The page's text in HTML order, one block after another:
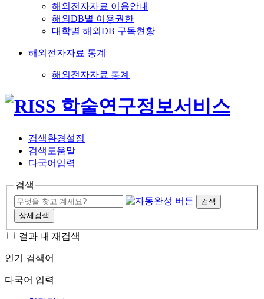
해외전자자료 이용안내
해외DB별 이용권한
대학별 해외DB 구독현황
해외전자자료 통계
해외전자자료 통계
검색환경설정
검색도움말
다국어입력
검색
검색
상세검색
결과 내 재검색
인기 검색어
다국어 입력